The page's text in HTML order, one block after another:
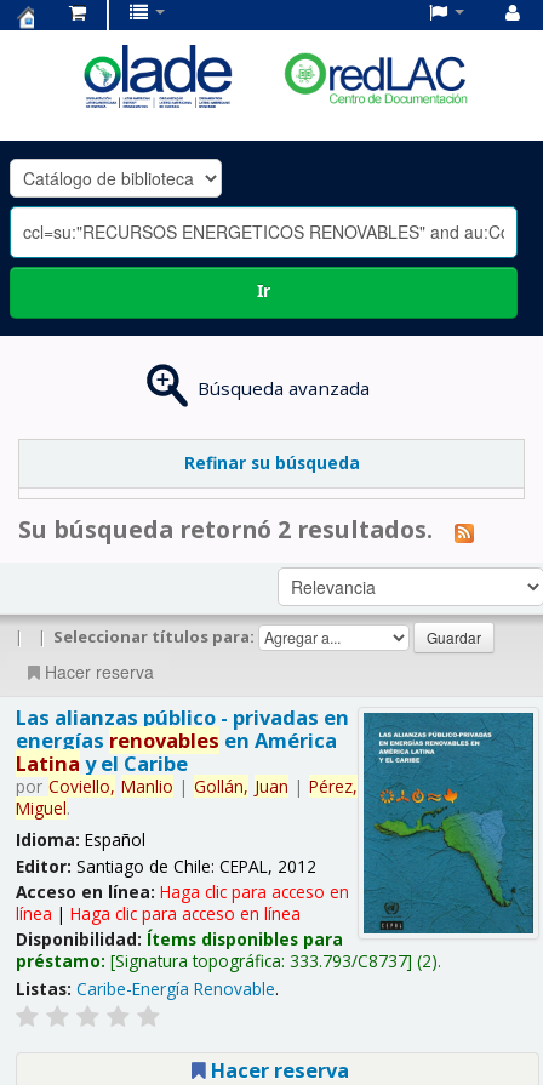
OLADE
-
Ir
Búsqueda avanzada
Refinar su búsqueda
Su búsqueda retornó 2 resultados.
| | Seleccionar títulos para:
Hacer reserva
Las alianzas público - privadas en
energías renovables en América
Latina y el Caribe
por Coviello, Manlio | Gollán, Juan | Pérez,
Miguel.
Idioma: Español
Editor: Santiago de Chile: CEPAL, 2012
Acceso en línea: Haga clic para acceso en
línea | Haga clic para acceso en línea
Disponibilidad: Ítems disponibles para
préstamo: Signatura topográfica: 333.793/C8737 (2).
Listas: Caribe-Energía Renovable.
Hacer reserva